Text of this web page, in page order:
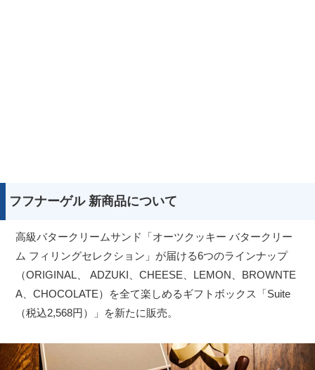
フフナーゲル 新商品について
高級バタークリームサンド「オーツクッキー バタークリー
ム フィリングセレクション」が届ける6つのラインナップ
（ORIGINAL、 ADZUKI、CHEESE、LEMON、BROWNTE
A、CHOCOLATE）を全て楽しめるギフトボックス「Suite
（税込2,568円）」を新たに販売。